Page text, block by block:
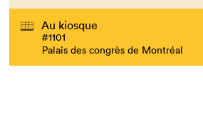
Au kiosque
#1101
Palais des congrès de Montréal